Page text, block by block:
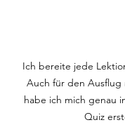
Ich bereite jede
Auch für den Ausflug
habe ich mich genau
Quiz